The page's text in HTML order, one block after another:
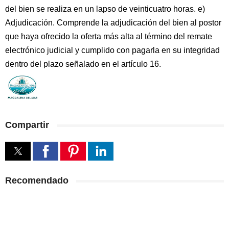
del bien se realiza en un lapso de veinticuatro horas. e)
Adjudicación. Comprende la adjudicación del bien al postor
que haya ofrecido la oferta más alta al término del remate
electrónico judicial y cumplido con pagarla en su integridad
dentro del plazo señalado en el artículo 16.
Compartir
Recomendado